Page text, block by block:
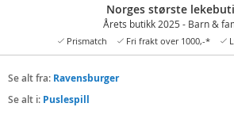
Norges største
Årets butikk 2025 - Barn &
Prismatch Fri frakt over 1000,-*
Se alt fra: Ravensburger
Se alt i: Puslespill